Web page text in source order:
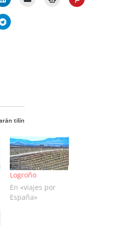
tilín
Logroño
En «viajes por
España»